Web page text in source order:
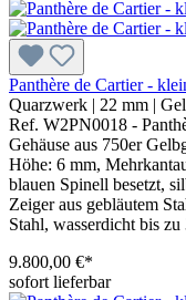
Panthère de Cartier -
Quarzwerk | 22 mm |
Ref. W2PN0018 -
Gehäuse aus 750er
Höhe: 6 mm,
blauen Spinell besetzt,
Zeiger aus gebläutem
Stahl, wasserdicht bis zu
9.800,00 €*
sofort lieferbar